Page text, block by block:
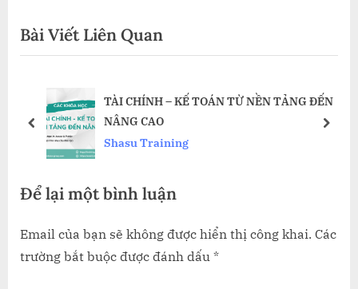
viết
i
o
P
t
x
t
o
s
t
Bài Viết Liên Quan
TÀI CHÍNH – KẾ TOÁN TỪ NỀN TẢNG ĐẾN
NÂNG CAO
Shasu Training
prev next
Để lại một bình luận
Email của bạn sẽ không được hiển thị công khai. Các
trường bắt buộc được đánh dấu *